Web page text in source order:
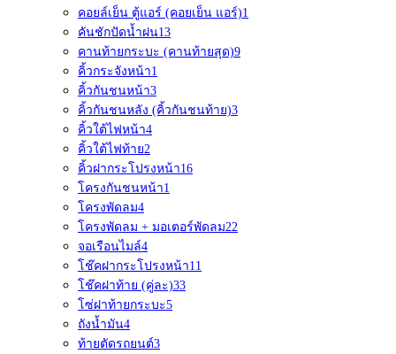
คอยล์เย็น ตู้แอร์ (คอยเย็น แอร์)1
คันชักปัดน้ำฝน13
คานท้ายกระบะ (คานท้ายสุด)9
คิ้วกระจังหน้า1
คิ้วกันชนหน้า3
คิ้วกันชนหลัง (คิ้วกันชนท้าย)3
คิ้วใต้ไฟหน้า4
คิ้วใต้ไฟท้าย2
คิ้วฝากระโปรงหน้า16
โครงกันชนหน้า1
โครงพัดลม4
โครงพัดลม + มอเตอร์พัดลม22
จอเรือนไมล์4
โช๊คฝากระโปรงหน้า11
โช๊คฝาท้าย (คู่ละ)33
โซ่ฝาท้ายกระบะ5
ถังน้ำมัน4
ท้ายตัดรถยนต์3